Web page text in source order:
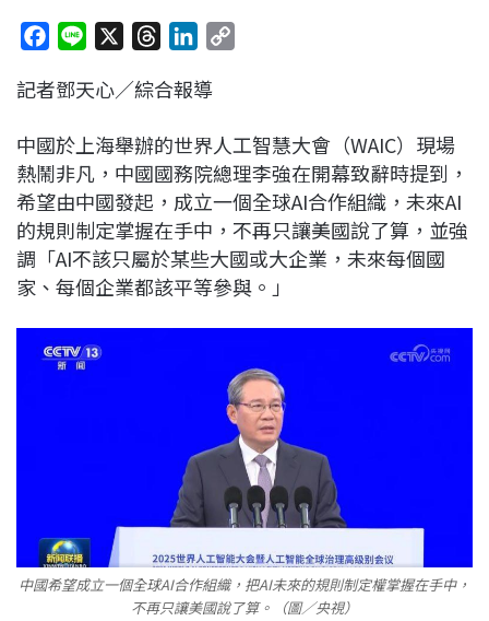
c
b
o
o
k
n
r
a
d
s
n
e
d
I
n
L
i
n
k
記者鄧天心／綜合報導
中國於上海舉辦的世界人工智慧大會（WAIC）現場
熱鬧非凡，中國國務院總理李強在開幕致辭時提到，
希望由中國發起，成立一個全球AI合作組織，未來AI
的規則制定掌握在手中，不再只讓美國說了算，並強
調「AI不該只屬於某些大國或大企業，未來每個國
家、每個企業都該平等參與。」
中國希望成立一個全球AI合作組織，把AI未來的規則制定權掌握在手中，
不再只讓美國說了算。（圖／央視）